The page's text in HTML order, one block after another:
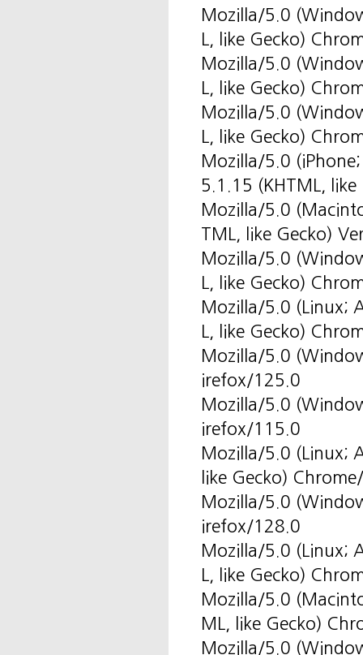
Mozilla/5.0
L, like Gecko)
Mozilla/5.0
L, like Gecko)
Mozilla/5.0
L, like Gecko)
Mozilla/5.0
5.1.15 (KHTML,
Mozilla/5.0
TML, like Gecko)
Mozilla/5.0
L, like Gecko)
Mozilla/5.0 (Linux;
L, like Gecko)
Mozilla/5.0
irefox/125.0
Mozilla/5.0
irefox/115.0
Mozilla/5.0 (Linux;
like Gecko)
Mozilla/5.0
irefox/128.0
Mozilla/5.0 (Linux;
L, like Gecko)
Mozilla/5.0
ML, like Gecko)
Mozilla/5.0